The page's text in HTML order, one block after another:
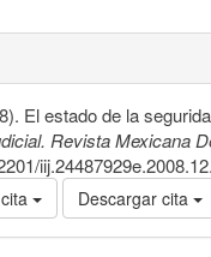
El estado de la
Revista Mexicana
Descargar cita